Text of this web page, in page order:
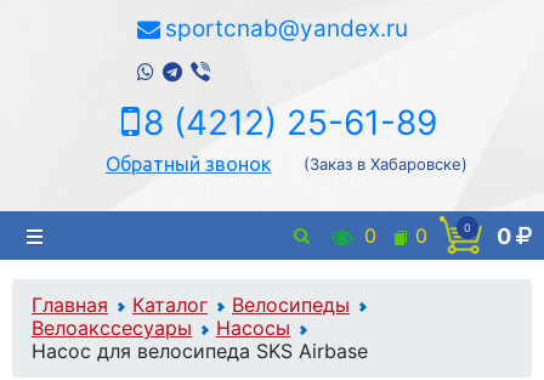
sportcnab@yandex.ru
8 (4212) 25-61-89
Обратный звонок (Заказ в Хабаровске)
0 0 0 0
Главная Каталог
Велосипеды
Велоакссесуары
Насосы
Насос для велосипеда SKS Airbase